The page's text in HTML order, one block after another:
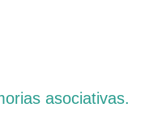
asociativas.